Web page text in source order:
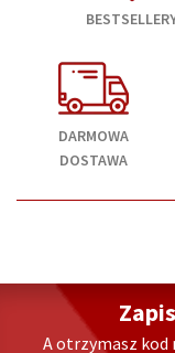
DARMOWA
DOSTAWA
A otrzymasz